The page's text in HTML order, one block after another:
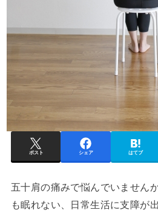
ポスト シェア はてブ
五十肩の痛みで悩んでいません
も眠れない、日常生活に支障が